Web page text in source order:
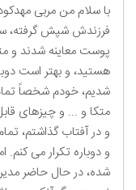
با سلام من مربی
فرزندش شپش گرفته،
پوست معاینه شدند و
هستید، و بهتر است
شدیم، خودم شخصاً
متکا و ... و چیزهای
و در آفتاب گذاشتم،
و دوباره تکرار می
شده، در حال حاضر